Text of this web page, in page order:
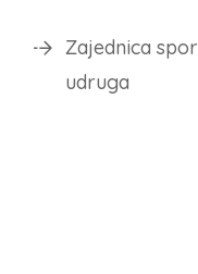
Zajednica
udruga